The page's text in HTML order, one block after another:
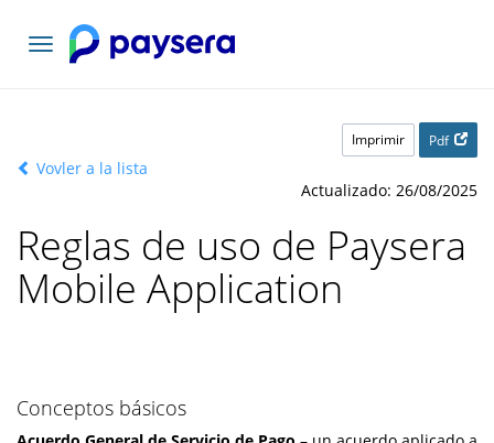
Toggle
navigation
Imprimir Pdf
Vovler a la lista
Actualizado: 26/08/2025
Reglas de uso de Paysera
Mobile Application
Conceptos básicos